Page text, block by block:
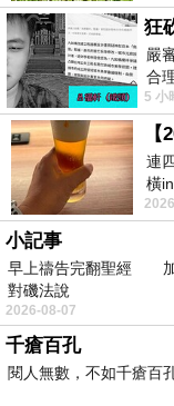
狂
嚴
合
要
5 小
連
橫
看
小記事
早上禱告完翻聖經
對磯法說
2026-08-07
千瘡百孔
閱人無數，不如千瘡百孔